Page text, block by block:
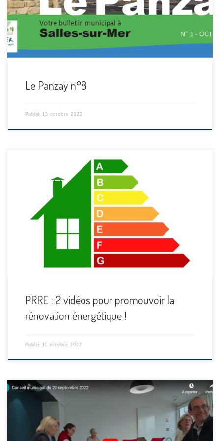
Le Panzay n°8
Publié 13 octobre 2022
PRRE : 2 vidéos pour promouvoir la
rénovation énergétique !
Publié 11 octobre 2022